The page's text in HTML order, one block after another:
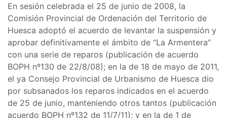
En sesión celebrada el 25 de junio de 2008, la
Comisión Provincial de Ordenación del Territorio de
Huesca adoptó el acuerdo de levantar la suspensión y
aprobar definitivamente el ámbito de “La Armentera”
con una serie de reparos (publicación de acuerdo
BOPH nº130 de 22/8/08); en la de 18 de mayo de 2011,
el ya Consejo Provincial de Urbanismo de Huesca dio
por subsanados los reparos indicados en el acuerdo
de 25 de junio, manteniendo otros tantos (publicación
acuerdo BOPH nº132 de 11/7/11); y en la de 1 de